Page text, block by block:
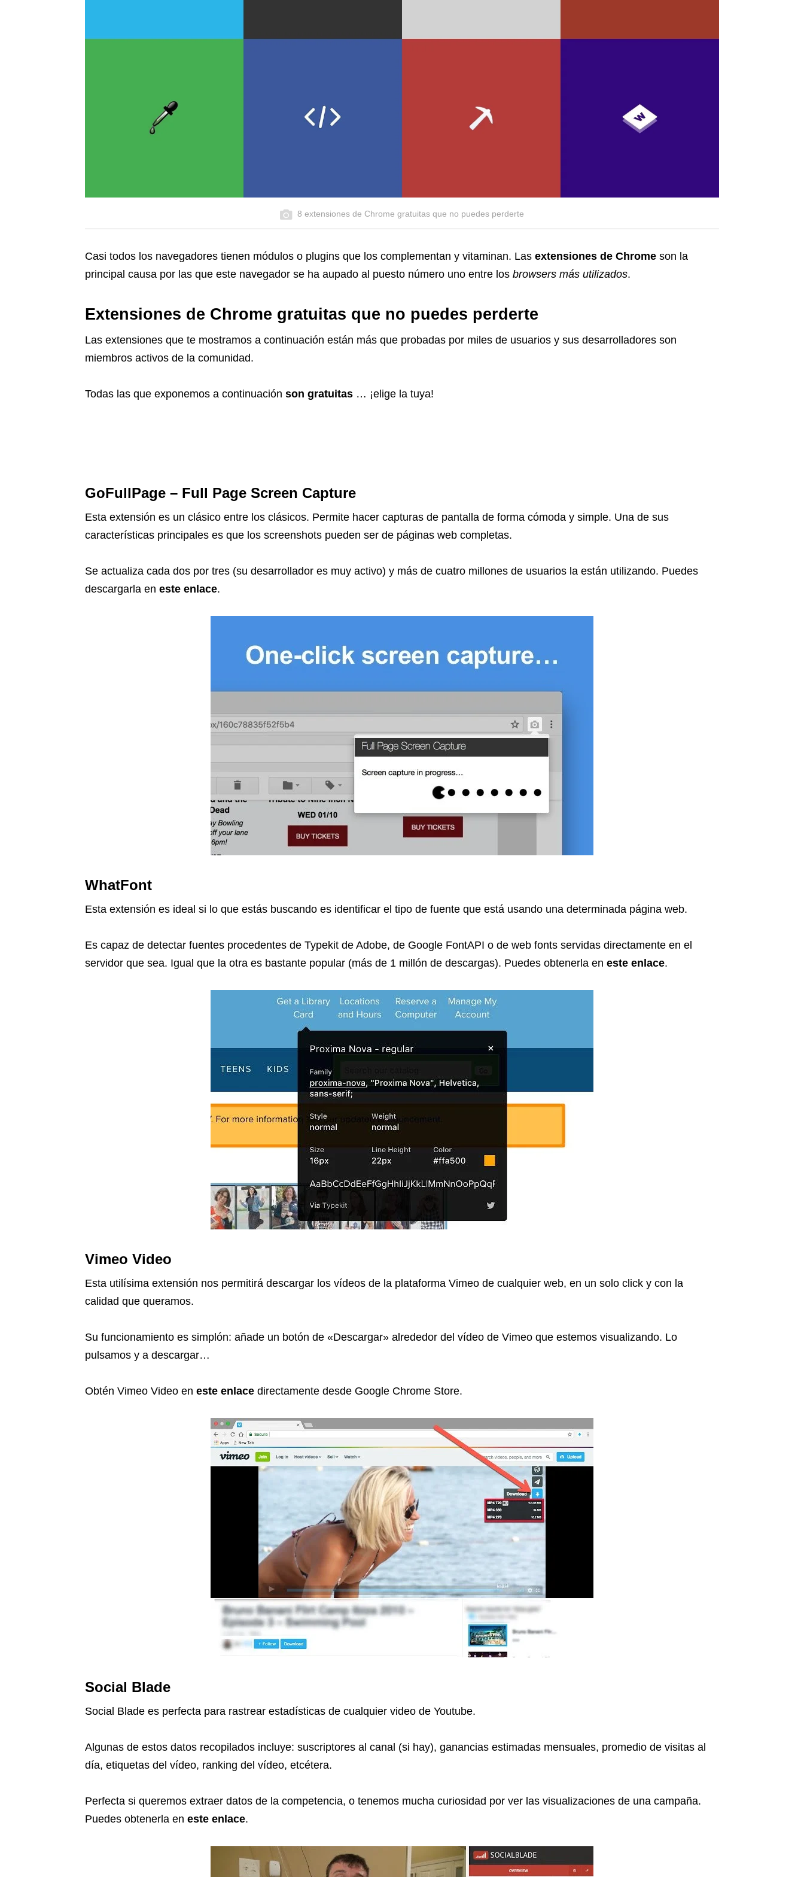
8 extensiones de Chrome gratuitas que no puedes perderte
Casi todos los navegadores tienen módulos o plugins que los complementan y vitaminan. Las extensiones de Chrome son la
principal causa por las que este navegador se ha aupado al puesto número uno entre los browsers más utilizados.
Extensiones de Chrome gratuitas que no puedes perderte
Las extensiones que te mostramos a continuación están más que probadas por miles de usuarios y sus desarrolladores son
miembros activos de la comunidad.
Todas las que exponemos a continuación son gratuitas … ¡elige la tuya!
GoFullPage – Full Page Screen Capture
Esta extensión es un clásico entre los clásicos. Permite hacer capturas de pantalla de forma cómoda y simple. Una de sus
características principales es que los screenshots pueden ser de páginas web completas.
Se actualiza cada dos por tres (su desarrollador es muy activo) y más de cuatro millones de usuarios la están utilizando. Puedes
descargarla en este enlace.
WhatFont
Esta extensión es ideal si lo que estás buscando es identificar el tipo de fuente que está usando una determinada página web.
Es capaz de detectar fuentes procedentes de Typekit de Adobe, de Google FontAPI o de web fonts servidas directamente en el
servidor que sea. Igual que la otra es bastante popular (más de 1 millón de descargas). Puedes obtenerla en este enlace.
Vimeo Video
Esta utilísima extensión nos permitirá descargar los vídeos de la plataforma Vimeo de cualquier web, en un solo click y con la
calidad que queramos.
Su funcionamiento es simplón: añade un botón de «Descargar» alrededor del vídeo de Vimeo que estemos visualizando. Lo
pulsamos y a descargar…
Obtén Vimeo Video en este enlace directamente desde Google Chrome Store.
Social Blade
Social Blade es perfecta para rastrear estadísticas de cualquier video de Youtube.
Algunas de estos datos recopilados incluye: suscriptores al canal (si hay), ganancias estimadas mensuales, promedio de visitas al
día, etiquetas del vídeo, ranking del vídeo, etcétera.
Perfecta si queremos extraer datos de la competencia, o tenemos mucha curiosidad por ver las visualizaciones de una campaña.
Puedes obtenerla en este enlace.